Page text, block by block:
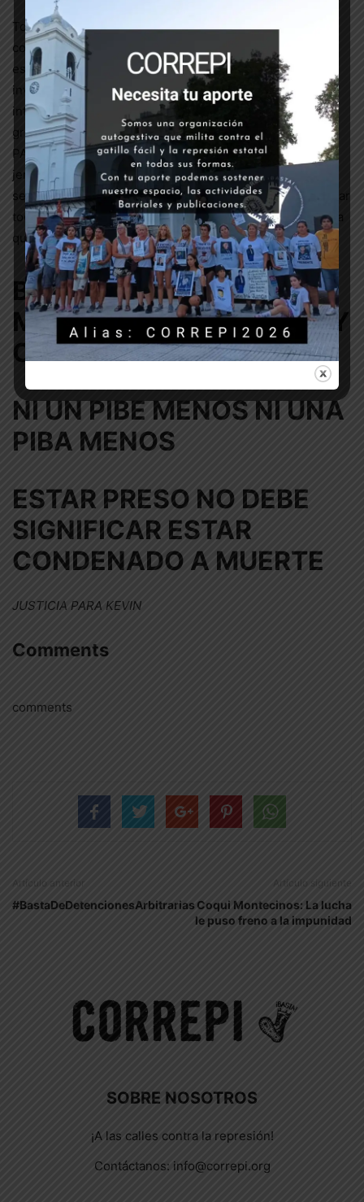
Todos sabemos que el proceso se ha hecho largo,
complicado, y por momentos tortuoso, pero hay mucho
esfuerzo, mucha voluntad y mucho trabajo en la
investigacion de todas y cada una de las fuerzas
intervinientes: Efectivos del servicio penitenciario y su
grupo de elite- ETOP- la Infanteria de la Policía, el grupo
PAR y el Grupo GTO participaron por instrucción de la
jerarquia policial, penitenciaria y del ministerio de
seguridad de la provincia. Resta muy poco para determinar
todos los niveles de responsabilidad en esa muerte, de la
que claramenteEL ESTADO ES EL RESPONSABLE.-
BASTA DE TORTURAS Y
MUERTES EN CARCELES Y
COMISARIAS
NI UN PIBE MENOS NI UNA
PIBA MENOS
ESTAR PRESO NO DEBE
SIGNIFICAR ESTAR
CONDENADO A MUERTE
JUSTICIA PARA KEVIN
Comments
comments
Artículo anterior
#BastaDeDetencionesArbitrarias
Artículo siguiente
Coqui Montecinos: La lucha
le puso freno a la impunidad
SOBRE NOSOTROS
¡A las calles contra la represión!
Contáctanos: info@correpi.org